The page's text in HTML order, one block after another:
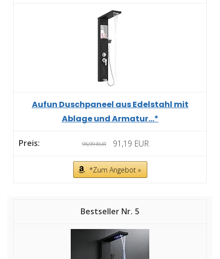
Aufun Duschpaneel aus Edelstahl mit
Ablage und Armatur...*
95,99 EUR 91,19 EUR
*Zum Angebot »
5